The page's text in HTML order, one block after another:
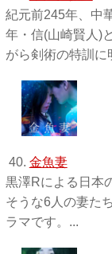
紀元前245年、中
年・信(山崎賢人)
がら剣術の特訓に
40. 金魚妻
黒澤Rによる日本
そうな6人の妻た
ラマです。...